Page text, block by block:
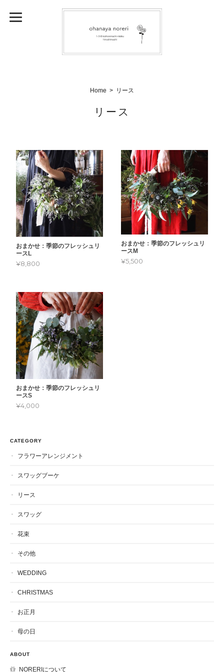
Home リース
リース
おまかせ：季節のフレッシュリ
ースL
¥8,800
おまかせ：季節のフレッシュリ
ースM
¥5,500
おまかせ：季節のフレッシュリ
ースS
¥4,000
CATEGORY
フラワーアレンジメント
スワッグブーケ
リース
スワッグ
花束
その他
WEDDING
CHRISTMAS
お正月
母の日
ABOUT
NORERIについて